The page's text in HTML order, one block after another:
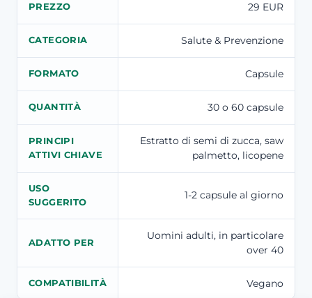
PREZZO 29 EUR
CATEGORIA Salute & Prevenzione
FORMATO Capsule
QUANTITÀ 30 o 60 capsule
PRINCIPI
ATTIVI CHIAVE
Estratto di semi di zucca, saw
palmetto, licopene
USO
SUGGERITO
1-2 capsule al giorno
ADATTO PER
Uomini adulti, in particolare
over 40
COMPATIBILITÀ Vegano